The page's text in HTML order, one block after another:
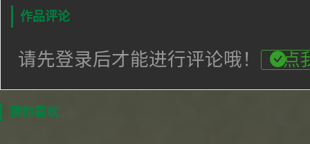
作品评论
请先登录后才能进行评论哦！ 点
猜你喜欢